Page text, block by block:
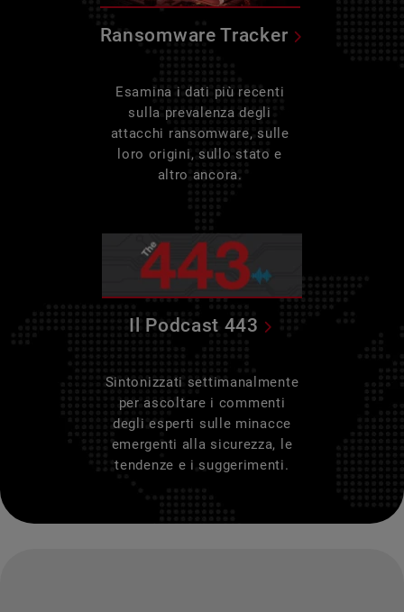
Ransomware Tracker
Esamina i dati più recenti
sulla prevalenza degli
attacchi ransomware, sulle
loro origini, sullo stato e
altro ancora.
Il Podcast 443
Sintonizzati settimanalmente
per ascoltare i commenti
degli esperti sulle minacce
emergenti alla sicurezza, le
tendenze e i suggerimenti.